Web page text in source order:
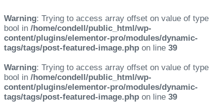
Warning: Trying to access array offset on value of type
bool in /home/condell/public_html/wp-
content/plugins/elementor-pro/modules/dynamic-
tags/tags/post-featured-image.php on line 39
Warning: Trying to access array offset on value of type
bool in /home/condell/public_html/wp-
content/plugins/elementor-pro/modules/dynamic-
tags/tags/post-featured-image.php on line 39